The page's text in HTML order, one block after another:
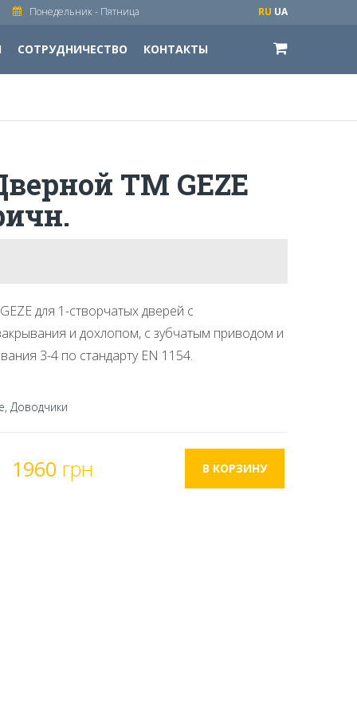
СОТРУДНИЧЕСТВО КОНТАКТЫ
Понедельник - Пятница RU UA
ТМ GEZE
для 1-створчатых дверей с
и дохлопом, с зубчатым приводом и
3-4 по стандарту EN 1154.
Доводчики
1960 грн